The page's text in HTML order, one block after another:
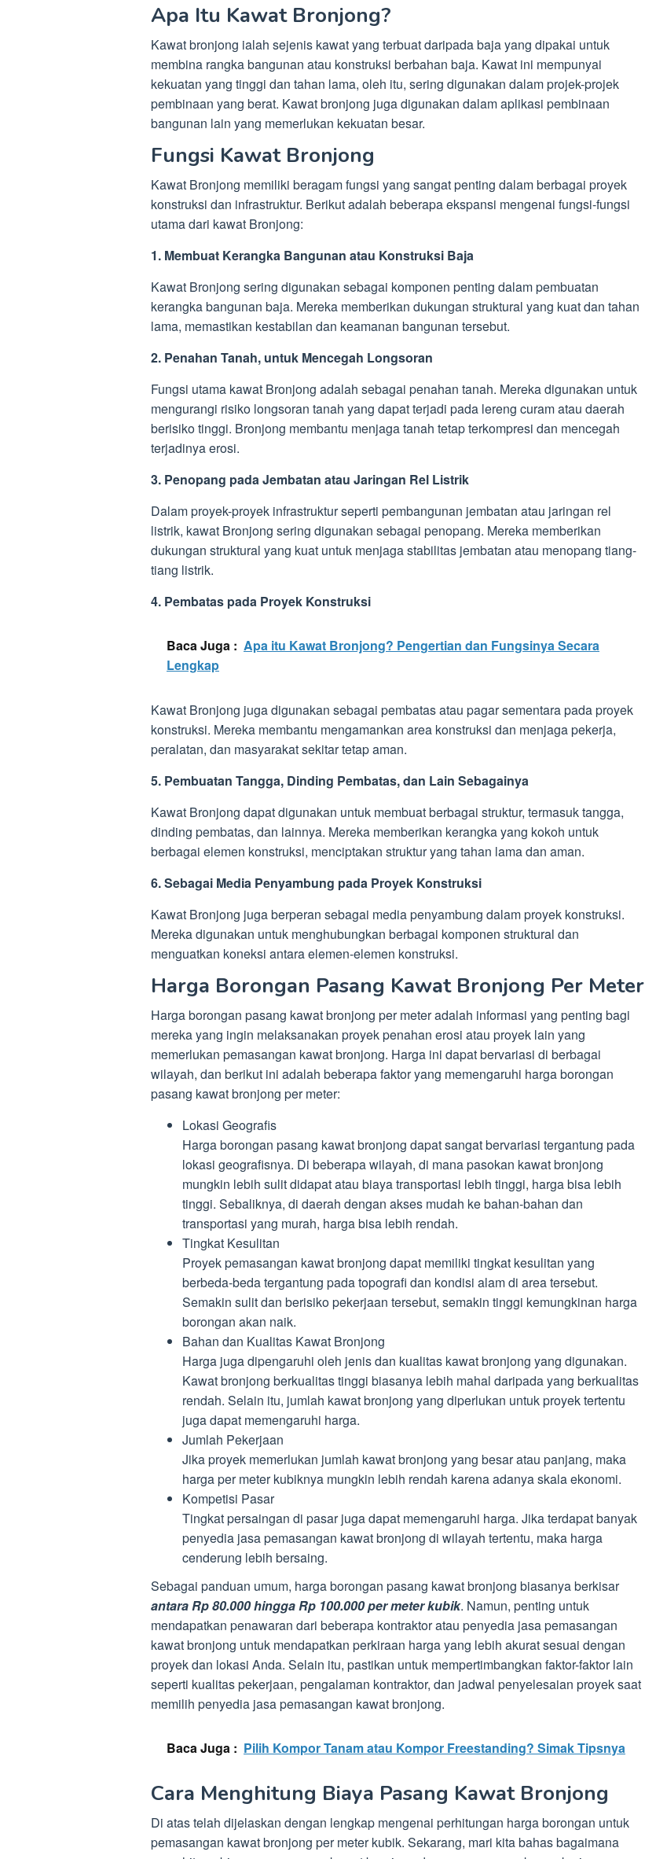
Apa Itu Kawat Bronjong?
Kawat bronjong ialah sejenis kawat yang terbuat daripada baja yang dipakai untuk
membina rangka bangunan atau konstruksi berbahan baja. Kawat ini mempunyai
kekuatan yang tinggi dan tahan lama, oleh itu, sering digunakan dalam projek-projek
pembinaan yang berat. Kawat bronjong juga digunakan dalam aplikasi pembinaan
bangunan lain yang memerlukan kekuatan besar.
Fungsi Kawat Bronjong
Kawat Bronjong memiliki beragam fungsi yang sangat penting dalam berbagai proyek
konstruksi dan infrastruktur. Berikut adalah beberapa ekspansi mengenai fungsi-fungsi
utama dari kawat Bronjong:
1. Membuat Kerangka Bangunan atau Konstruksi Baja
Kawat Bronjong sering digunakan sebagai komponen penting dalam pembuatan
kerangka bangunan baja. Mereka memberikan dukungan struktural yang kuat dan tahan
lama, memastikan kestabilan dan keamanan bangunan tersebut.
2. Penahan Tanah, untuk Mencegah Longsoran
Fungsi utama kawat Bronjong adalah sebagai penahan tanah. Mereka digunakan untuk
mengurangi risiko longsoran tanah yang dapat terjadi pada lereng curam atau daerah
berisiko tinggi. Bronjong membantu menjaga tanah tetap terkompresi dan mencegah
terjadinya erosi.
3. Penopang pada Jembatan atau Jaringan Rel Listrik
Dalam proyek-proyek infrastruktur seperti pembangunan jembatan atau jaringan rel
listrik, kawat Bronjong sering digunakan sebagai penopang. Mereka memberikan
dukungan struktural yang kuat untuk menjaga stabilitas jembatan atau menopang tiang-
tiang listrik.
4. Pembatas pada Proyek Konstruksi
Baca Juga : Apa itu Kawat Bronjong? Pengertian dan Fungsinya Secara
Lengkap
Kawat Bronjong juga digunakan sebagai pembatas atau pagar sementara pada proyek
konstruksi. Mereka membantu mengamankan area konstruksi dan menjaga pekerja,
peralatan, dan masyarakat sekitar tetap aman.
5. Pembuatan Tangga, Dinding Pembatas, dan Lain Sebagainya
Kawat Bronjong dapat digunakan untuk membuat berbagai struktur, termasuk tangga,
dinding pembatas, dan lainnya. Mereka memberikan kerangka yang kokoh untuk
berbagai elemen konstruksi, menciptakan struktur yang tahan lama dan aman.
6. Sebagai Media Penyambung pada Proyek Konstruksi
Kawat Bronjong juga berperan sebagai media penyambung dalam proyek konstruksi.
Mereka digunakan untuk menghubungkan berbagai komponen struktural dan
menguatkan koneksi antara elemen-elemen konstruksi.
Harga Borongan Pasang Kawat Bronjong Per Meter
Harga borongan pasang kawat bronjong per meter adalah informasi yang penting bagi
mereka yang ingin melaksanakan proyek penahan erosi atau proyek lain yang
memerlukan pemasangan kawat bronjong. Harga ini dapat bervariasi di berbagai
wilayah, dan berikut ini adalah beberapa faktor yang memengaruhi harga borongan
pasang kawat bronjong per meter:
Lokasi Geografis
Harga borongan pasang kawat bronjong dapat sangat bervariasi tergantung pada
lokasi geografisnya. Di beberapa wilayah, di mana pasokan kawat bronjong
mungkin lebih sulit didapat atau biaya transportasi lebih tinggi, harga bisa lebih
tinggi. Sebaliknya, di daerah dengan akses mudah ke bahan-bahan dan
transportasi yang murah, harga bisa lebih rendah.
Tingkat Kesulitan
Proyek pemasangan kawat bronjong dapat memiliki tingkat kesulitan yang
berbeda-beda tergantung pada topografi dan kondisi alam di area tersebut.
Semakin sulit dan berisiko pekerjaan tersebut, semakin tinggi kemungkinan harga
borongan akan naik.
Bahan dan Kualitas Kawat Bronjong
Harga juga dipengaruhi oleh jenis dan kualitas kawat bronjong yang digunakan.
Kawat bronjong berkualitas tinggi biasanya lebih mahal daripada yang berkualitas
rendah. Selain itu, jumlah kawat bronjong yang diperlukan untuk proyek tertentu
juga dapat memengaruhi harga.
Jumlah Pekerjaan
Jika proyek memerlukan jumlah kawat bronjong yang besar atau panjang, maka
harga per meter kubiknya mungkin lebih rendah karena adanya skala ekonomi.
Kompetisi Pasar
Tingkat persaingan di pasar juga dapat memengaruhi harga. Jika terdapat banyak
penyedia jasa pemasangan kawat bronjong di wilayah tertentu, maka harga
cenderung lebih bersaing.
Sebagai panduan umum, harga borongan pasang kawat bronjong biasanya berkisar
antara Rp 80.000 hingga Rp 100.000 per meter kubik. Namun, penting untuk
mendapatkan penawaran dari beberapa kontraktor atau penyedia jasa pemasangan
kawat bronjong untuk mendapatkan perkiraan harga yang lebih akurat sesuai dengan
proyek dan lokasi Anda. Selain itu, pastikan untuk mempertimbangkan faktor-faktor lain
seperti kualitas pekerjaan, pengalaman kontraktor, dan jadwal penyelesaian proyek saat
memilih penyedia jasa pemasangan kawat bronjong.
Baca Juga : Pilih Kompor Tanam atau Kompor Freestanding? Simak Tipsnya
Cara Menghitung Biaya Pasang Kawat Bronjong
Di atas telah dijelaskan dengan lengkap mengenai perhitungan harga borongan untuk
pemasangan kawat bronjong per meter kubik. Sekarang, mari kita bahas bagaimana